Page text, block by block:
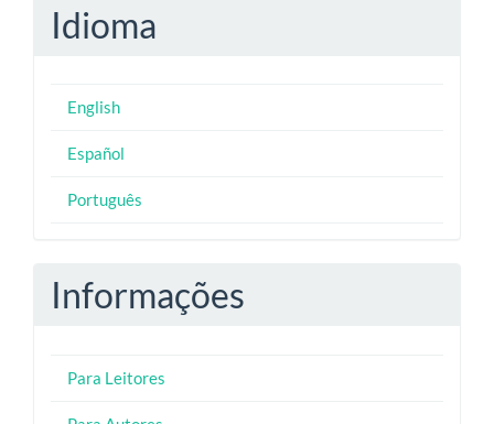
Idioma
English
Español
Português
Informações
Para Leitores